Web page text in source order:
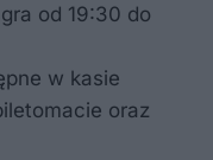
od 19:30 do
w kasie
oraz